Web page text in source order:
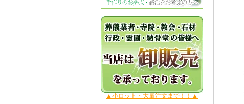
▲小ロット・大量注文まで！！▲